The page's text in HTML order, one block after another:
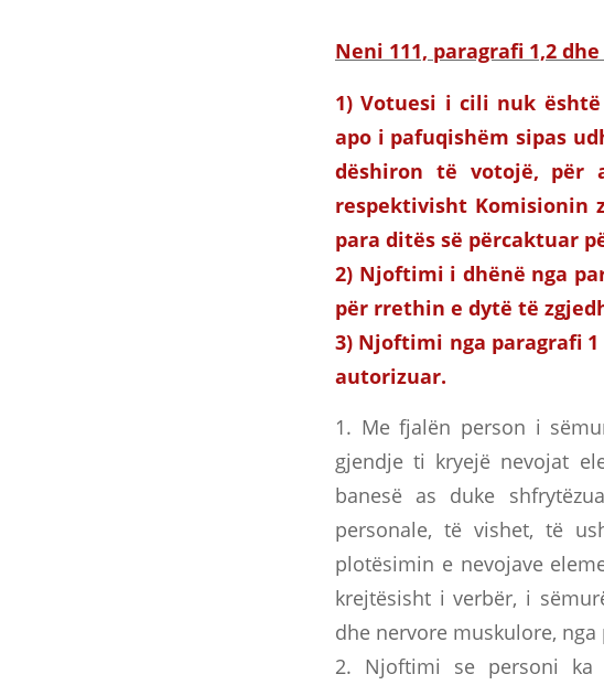
Neni 111, paragrafi 1,2
1) Votuesi i cili nuk
apo i pafuqishëm sipas
dëshiron të votojë, për
respektivisht Komisionin
para ditës së përcaktuar
2) Njoftimi i dhënë nga
për rrethin e dytë të
3) Njoftimi nga paragrafi
autorizuar.
1. Me fjalën person i
gjendje ti kryejë nevojat
banesë as duke
personale, të vishet, të
plotësimin e nevojave
krejtësisht i verbër, i
dhe nervore muskulore,
2. Njoftimi se personi ka